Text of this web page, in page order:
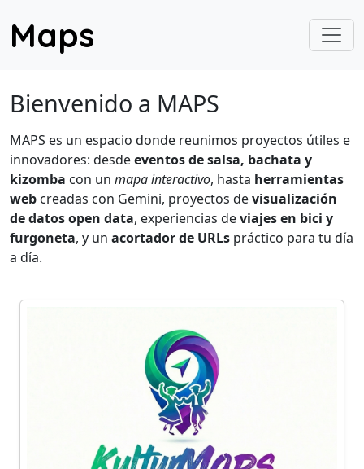
Maps
Bienvenido a MAPS
MAPS es un espacio donde reunimos proyectos útiles e
innovadores: desdeeventos de salsa, bachata y
kizomba con un mapa interactivo, hasta herramientas
web creadas con Gemini, proyectos devisualización
de datos open data, experiencias deviajes en bici y
furgoneta, y un acortador de URLs práctico para tu día
a día.